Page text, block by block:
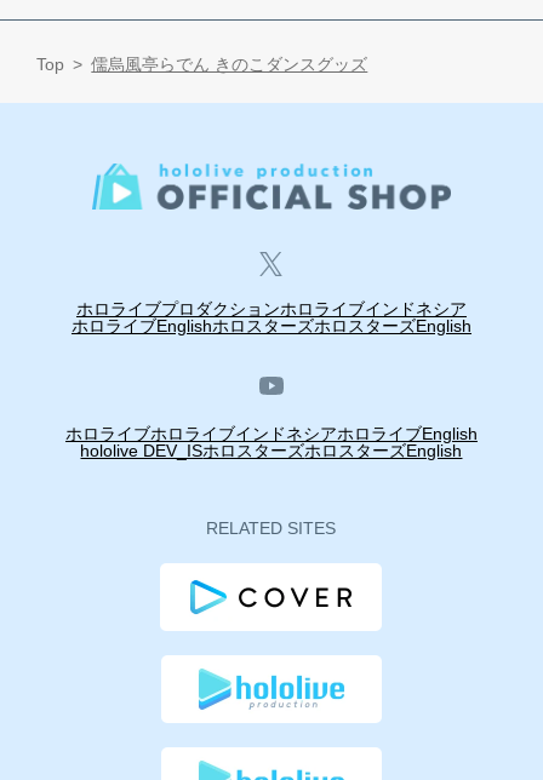
Top 儒烏風亭らでん きのこダンスグッズ
ホロライブプロダクションホロライブインドネシア
ホロライブEnglishホロスターズホロスターズEnglish
ホロライブホロライブインドネシアホロライブEnglish
hololive DEV_ISホロスターズホロスターズEnglish
RELATED SITES